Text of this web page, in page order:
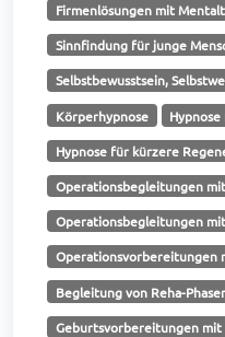
Firmenlösungen mit
Sinnfindung für junge
Selbstbewusstsein,
Körperhypnose
Hypnose für kürzere
Operationsbegleitungen
Operationsbegleitungen
Operationsvorbereitungen
Begleitung von Reha-
Geburtsvorbereitungen mit